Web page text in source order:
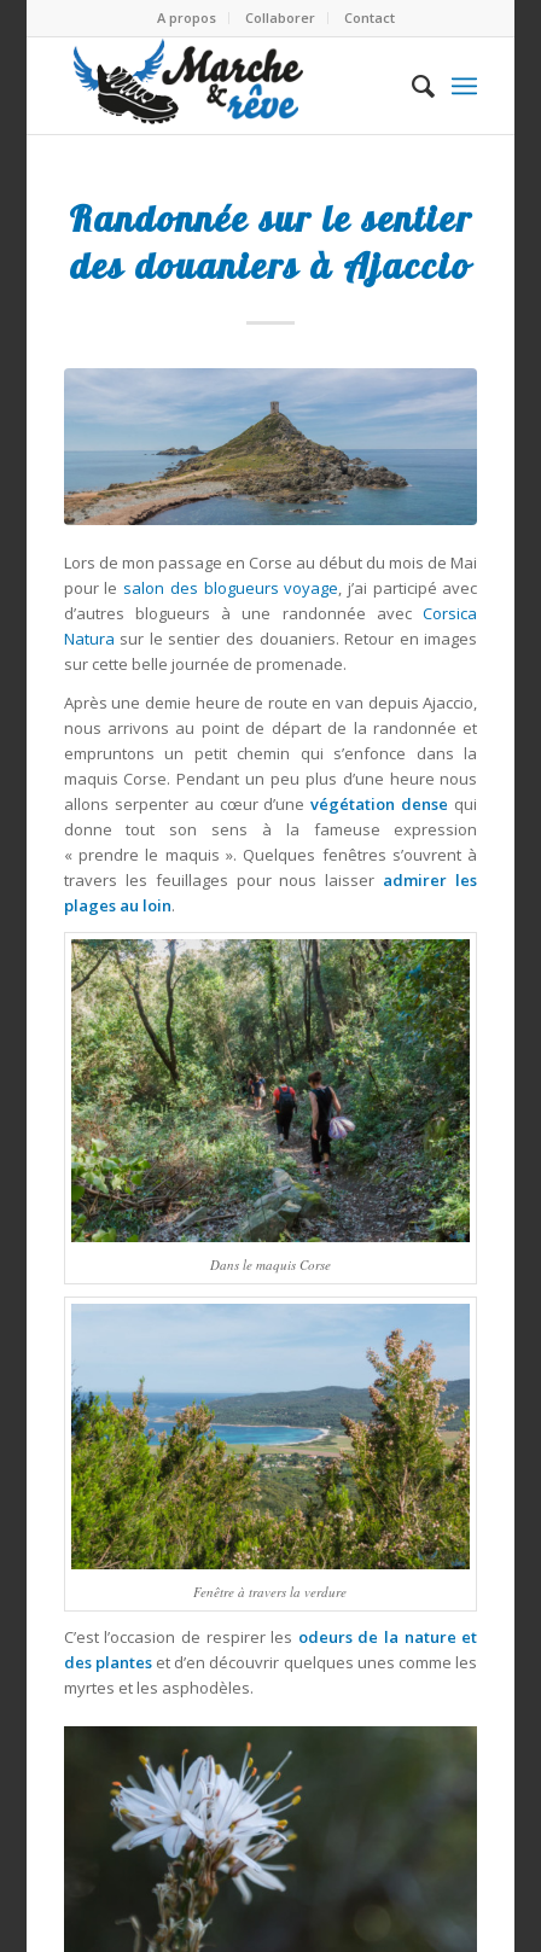
A propos Collaborer Contact
Randonnée sur le sentier
des douaniers à Ajaccio
Lors de mon passage en Corse au début du mois de Mai
pour le salon des blogueurs voyage, j’ai participé avec
d’autres blogueurs à une randonnée avecCorsica
Natura sur le sentier des douaniers. Retour en images
sur cette belle journée de promenade.
Après une demie heure de route en van depuis Ajaccio,
nous arrivons au point de départ de la randonnée et
empruntons un petit chemin qui s’enfonce dans la
maquis Corse. Pendant un peu plus d’une heure nous
allons serpenter au cœur d’unevégétation dense qui
donne tout son sens à la fameuse expression
« prendre le maquis ». Quelques fenêtres s’ouvrent à
travers les feuillages pour nous laisser admirer les
plages au loin.
Dans le maquis Corse
Fenêtre à travers la verdure
C’est l’occasion de respirer les odeurs de la nature et
des planteset d’en découvrir quelques unes comme les
myrtes et les asphodèles.